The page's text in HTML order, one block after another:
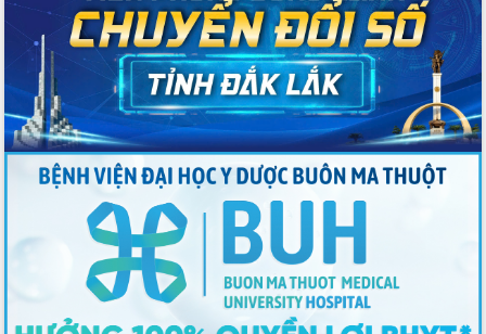
liệu và Bản đồ số
Tập huấn ứng dụng trí tuệ nhân tạo (AI)
trong thương mại điện tử năm 2026
Đoàn đại biểu Quốc hội tỉnh Đắk Lắk
trao đổi thông tin trước Kỳ họp thứ
nhất, Quốc hội khóa XVI
Quyết liệt cải cách hành chính, khơi
thông nguồn lực phát triển
Nâng cao hiệu lực, hiệu quả HĐND
tỉnh thông qua hiện đại hóa hành chính
Xã Ea Phê gắn cải cách hành chính với
chuyển đổi số
Phó Chủ tịch Thường trực UBND tỉnh